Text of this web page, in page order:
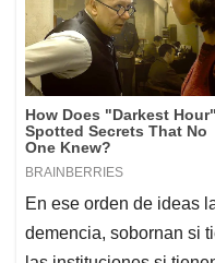
En ese orden de ideas
demencia, sobornan si